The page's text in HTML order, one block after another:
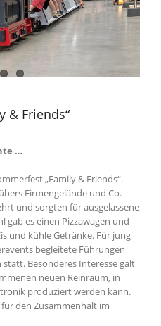
& Friends“
…
„Family & Friends“.
Firmengelände und Co.
und sorgten für ausgelassene
gab es einen Pizzawagen und
und kühle Getränke. Für jung
begleitete Führungen
Besonderes Interesse galt
neuen Reinraum, in
produziert werden kann.
für den Zusammenhalt im